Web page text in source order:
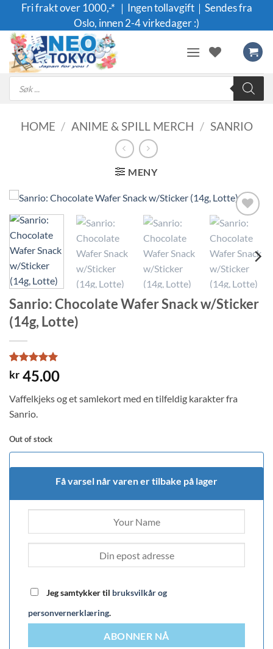
content
Fri frakt over 1000,-* ｜Ingen tollavgift｜Sendes fra
Oslo, innen 2-4 virkedager :)
Products
search
HOME / ANIME & SPILL MERCH / SANRIO
MENY
Legg til i
ønskeliste
Sanrio: Chocolate Wafer Snack w/Sticker
(14g, Lotte)
Rated5
out of 5
1
customer
rating
kr 45.00
Vaffelkjeks og et samlekort med en tilfeldig karakter fra
Sanrio.
Out of stock
Få varsel når varen er tilbake på lager
Jeg samtykker til bruksvilkår og
personvernerklæring.
ABONNER NÅ